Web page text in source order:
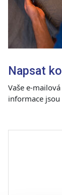
Napsat
Vaše e-
informace jsou